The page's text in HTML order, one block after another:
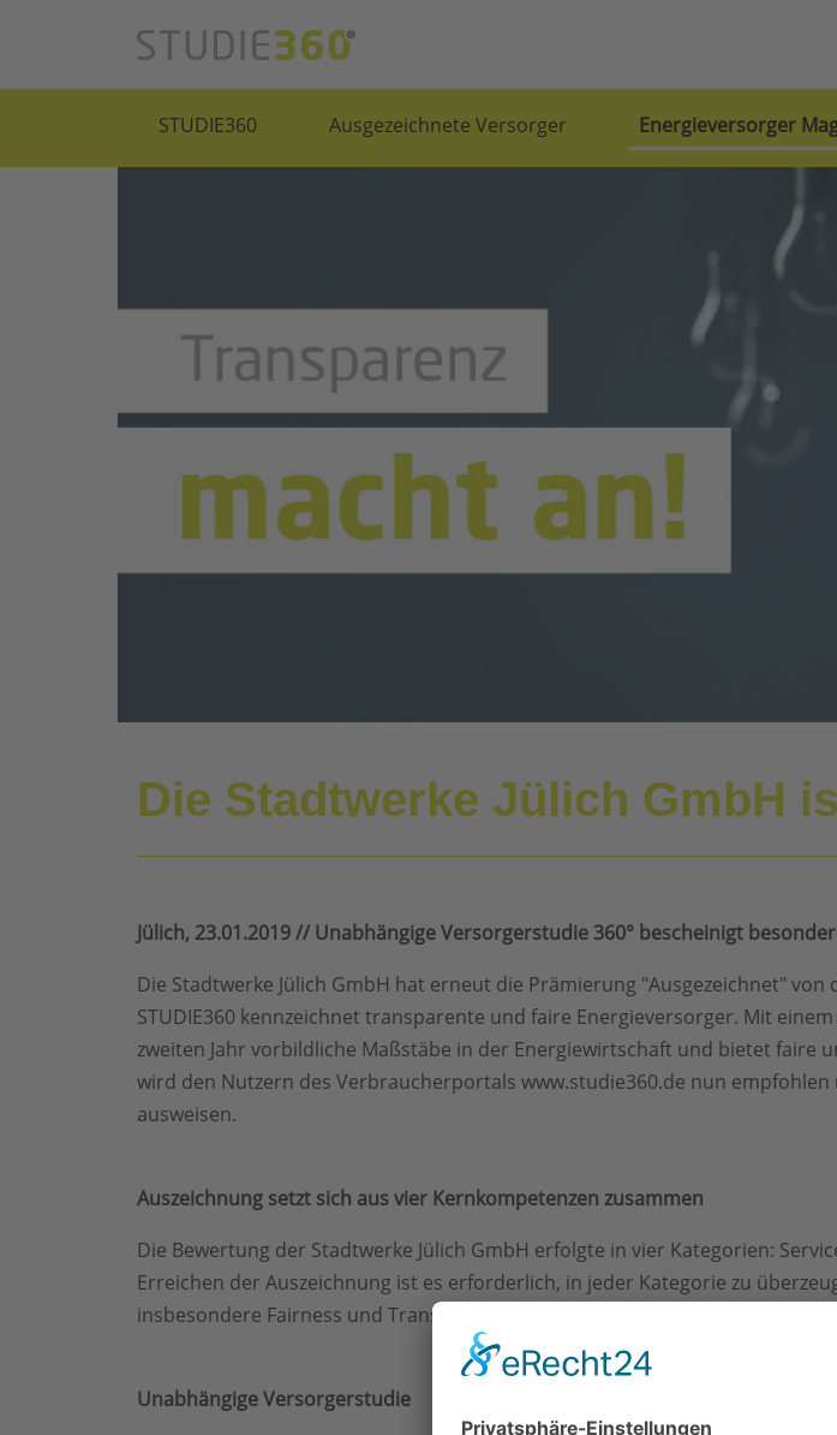
STUDIE360 Ausgezeichnete Versorger Energieversorger
Die Stadtwerke Jülich GmbH
Jülich, 23.01.2019 // Unabhängige Versorgerstudie 360° bescheinigt
Die Stadtwerke Jülich GmbH hat erneut die Prämierung "Ausgezeichnet"
STUDIE360 kennzeichnet transparente und faire Energieversorger. Mit
zweiten Jahr vorbildliche Maßstäbe in der Energiewirtschaft und bietet faire
wird den Nutzern des Verbraucherportals www.studie360.de nun
ausweisen.
Auszeichnung setzt sich aus vier Kernkompetenzen zusammen
Die Bewertung der Stadtwerke Jülich GmbH erfolgte in vier Kategorien:
Erreichen der Auszeichnung ist es erforderlich, in jeder Kategorie zu
insbesondere Fairness und Transparenz für den Kunden in den Fokus gerückt.
Unabhängige Versorgerstudie